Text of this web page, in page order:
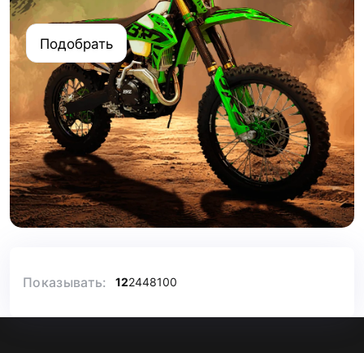
Подобрать
Показывать: 122448100